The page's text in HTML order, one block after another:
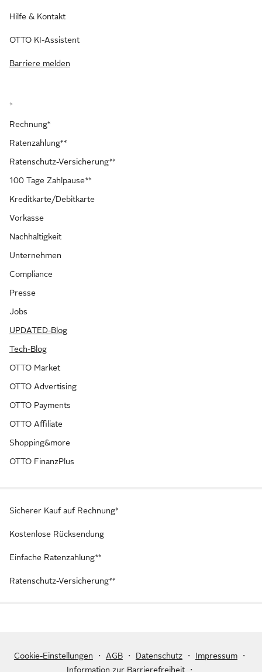
Hilfe & Kontakt
OTTO KI-Assistent
Barriere melden
*
Rechnung*
Ratenzahlung**
Ratenschutz-Versicherung**
100 Tage Zahlpause**
Kreditkarte/Debitkarte
Vorkasse
Nachhaltigkeit
Unternehmen
Compliance
Presse
Jobs
UPDATED-Blog
Tech-Blog
OTTO Market
OTTO Advertising
OTTO Payments
OTTO Affiliate
Shopping&more
OTTO FinanzPlus
Sicherer Kauf auf Rechnung*
Kostenlose Rücksendung
Einfache Ratenzahlung**
Ratenschutz-Versicherung**
Cookie-Einstellungen ・ AGB ・ Datenschutz ・ Impressum
・
Information zur Barrierefreiheit
・